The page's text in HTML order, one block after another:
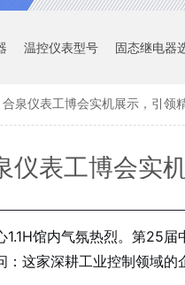
温控仪表型号 固态继电器
泉仪表工博会实机展示，引领
仪表工博会实
馆内气氛热烈。第25
这家深耕工业控制领域